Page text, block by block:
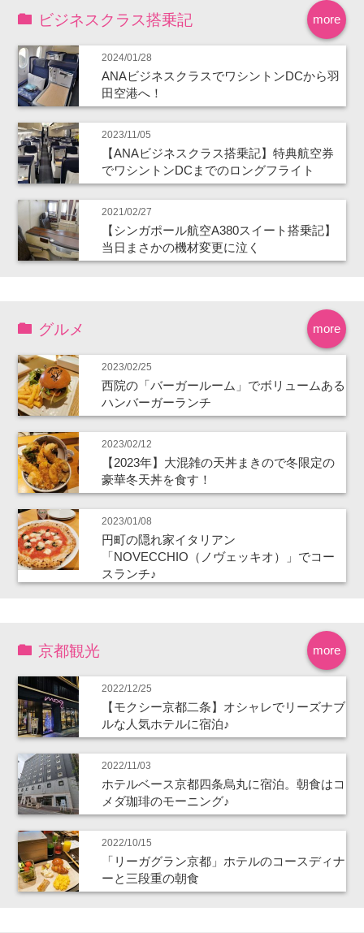
more
ビジネスクラス搭乗記
2024/01/28
ANAビジネスクラスでワシントンDCから羽
田空港へ！
2023/11/05
【ANAビジネスクラス搭乗記】特典航空券
でワシントンDCまでのロングフライト
2021/02/27
【シンガポール航空A380スイート搭乗記】
当日まさかの機材変更に泣く
more
グルメ
2023/02/25
西院の「バーガールーム」でボリュームある
ハンバーガーランチ
2023/02/12
【2023年】大混雑の天丼まきので冬限定の
豪華冬天丼を食す！
2023/01/08
円町の隠れ家イタリアン
「NOVECCHIO（ノヴェッキオ）」でコー
スランチ♪
more
京都観光
2022/12/25
【モクシー京都二条】オシャレでリーズナブ
ルな人気ホテルに宿泊♪
2022/11/03
ホテルベース京都四条烏丸に宿泊。朝食はコ
メダ珈琲のモーニング♪
2022/10/15
「リーガグラン京都」ホテルのコースディナ
ーと三段重の朝食